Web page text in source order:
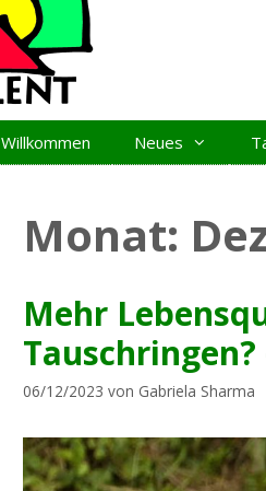
Willkommen
Neues
Monat:
Mehr
06/12/2023 von Gabriela Sharma